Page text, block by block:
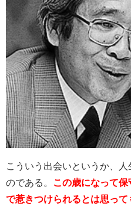
こういう出会いというか、
のである。
この歳になって
で惹きつけられるとは思って